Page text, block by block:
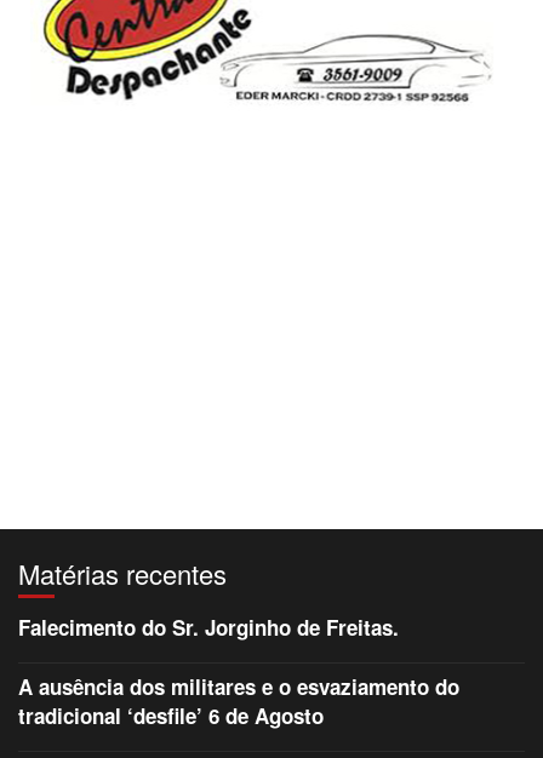
Matérias recentes
Falecimento do Sr. Jorginho de Freitas.
A ausência dos militares e o esvaziamento do
tradicional ‘desfile’ 6 de Agosto